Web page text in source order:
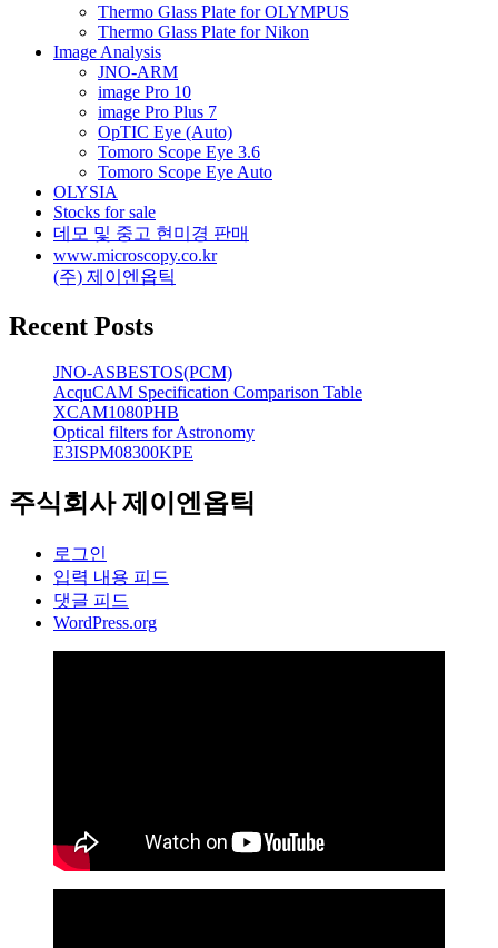
Thermo Glass Plate for OLYMPUS
Thermo Glass Plate for Nikon
Image Analysis
JNO-ARM
image Pro 10
image Pro Plus 7
OpTIC Eye (Auto)
Tomoro Scope Eye 3.6
Tomoro Scope Eye Auto
OLYSIA
Stocks for sale
데모 및 중고 현미경 판매
www.microscopy.co.kr
(주) 제이엔옵틱
Recent Posts
JNO-ASBESTOS(PCM)
AcquCAM Specification Comparison Table
XCAM1080PHB
Optical filters for Astronomy
E3ISPM08300KPE
주식회사 제이엔옵틱
로그인
입력 내용 피드
댓글 피드
WordPress.org